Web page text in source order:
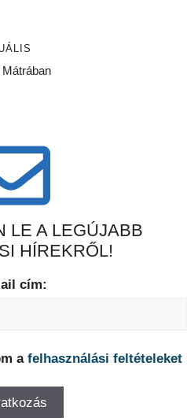
LE A LEGÚJABB
HÍREKRŐL!
cím:
a felhasználási feltételeket